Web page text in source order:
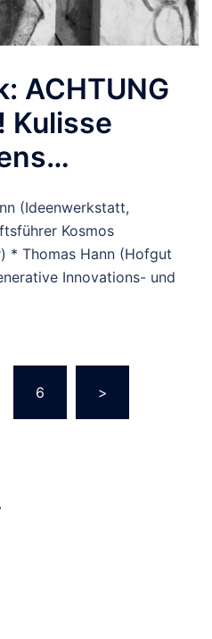
ACHTUNG
Kulisse
(Ideenwerkstatt,
Kosmos
* Thomas Hann (Hofgut
Innovations- und
6 >